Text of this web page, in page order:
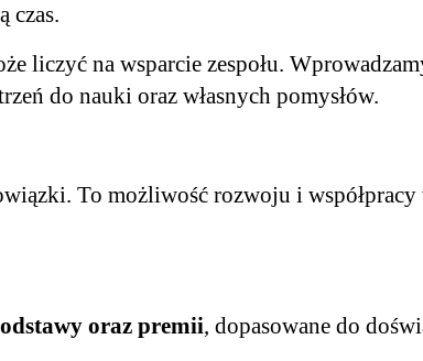
czas.
liczyć na wsparcie zespołu.
do nauki oraz własnych pomysłów.
To możliwość rozwoju i współpracy
oraz premii, dopasowane do